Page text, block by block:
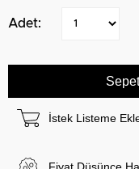
İstek Listeme